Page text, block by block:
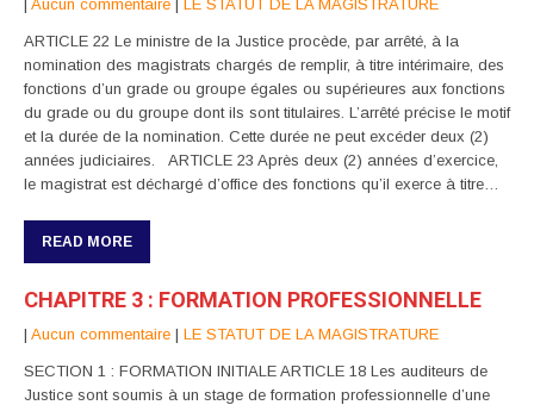
| Aucun commentaire | LE STATUT DE LA MAGISTRATURE
ARTICLE 22 Le ministre de la Justice procède, par arrêté, à la
nomination des magistrats chargés de remplir, à titre intérimaire, des
fonctions d’un grade ou groupe égales ou supérieures aux fonctions
du grade ou du groupe dont ils sont titulaires. L’arrêté précise le motif
et la durée de la nomination. Cette durée ne peut excéder deux (2)
années judiciaires. ARTICLE 23 Après deux (2) années d’exercice,
le magistrat est déchargé d’office des fonctions qu’il exerce à titre…
READ MORE
CHAPITRE 3 : FORMATION PROFESSIONNELLE
| Aucun commentaire | LE STATUT DE LA MAGISTRATURE
SECTION 1 : FORMATION INITIALE ARTICLE 18 Les auditeurs de
Justice sont soumis à un stage de formation professionnelle d’une